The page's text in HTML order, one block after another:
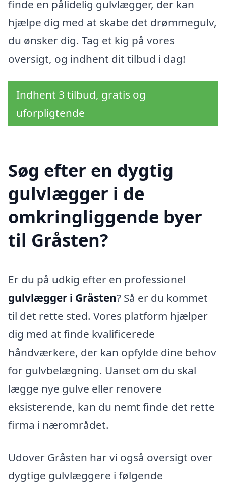
finde en pålidelig gulvlægger, der kan
hjælpe dig med at skabe det drømmegulv,
du ønsker dig. Tag et kig på vores
oversigt, og indhent dit tilbud i dag!
Indhent 3 tilbud, gratis og
uforpligtende
Søg efter en dygtig
gulvlægger i de
omkringliggende byer
til Gråsten?
Er du på udkig efter en professionel
gulvlægger i Gråsten? Så er du kommet
til det rette sted. Vores platform hjælper
dig med at finde kvalificerede
håndværkere, der kan opfylde dine behov
for gulvbelægning. Uanset om du skal
lægge nye gulve eller renovere
eksisterende, kan du nemt finde det rette
firma i nærområdet.
Udover Gråsten har vi også oversigt over
dygtige gulvlæggere i følgende